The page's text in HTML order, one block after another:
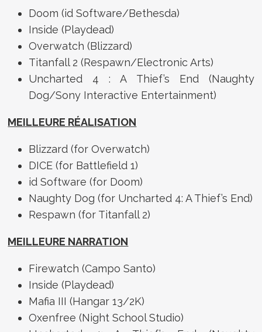
Doom (id Software/Bethesda)
Inside (Playdead)
Overwatch (Blizzard)
Titanfall 2 (Respawn/Electronic Arts)
Uncharted 4 : A Thief’s End (Naughty
Dog/Sony Interactive Entertainment)
MEILLEURE RÉALISATION
Blizzard (for Overwatch)
DICE (for Battlefield 1)
id Software (for Doom)
Naughty Dog (for Uncharted 4: A Thief’s End)
Respawn (for Titanfall 2)
MEILLEURE NARRATION
Firewatch (Campo Santo)
Inside (Playdead)
Mafia III (Hangar 13/2K)
Oxenfree (Night School Studio)